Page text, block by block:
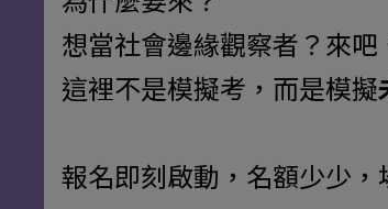
想當社會邊緣觀察者？來
這裡不是模擬考，而是模擬
報名即刻啟動，名額少少